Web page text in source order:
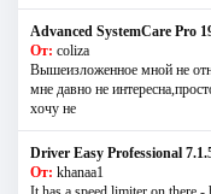
Advanced SystemCare Pro
От: coliza
Вышеизложенное мной не
мне давно не
хочу не
Driver Easy Professional
От: khanaa1